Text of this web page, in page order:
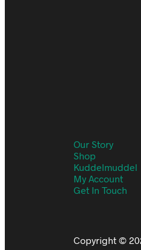
Our Story
Shop
Kuddelmuddel
My Account
Get In Touch
Copyright ©